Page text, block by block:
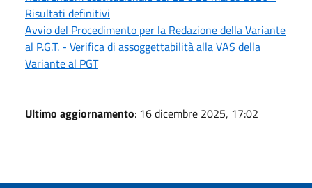
Risultati definitivi
Avvio del Procedimento per la Redazione della Variante
al P.G.T. - Verifica di assoggettabilità alla VAS della
Variante al PGT
Ultimo aggiornamento: 16 dicembre 2025, 17:02